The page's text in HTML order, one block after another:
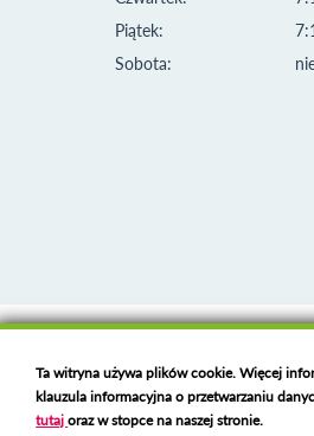
Piątek:
Sobota:
Deklaracja dostępności
Polski serwer RBL
https://polspam.pl/
Ta witryna używa plików cookie. Więcej
klauzula informacyjna o przetwarzaniu
tutajoraz w stopce na naszej stronie.